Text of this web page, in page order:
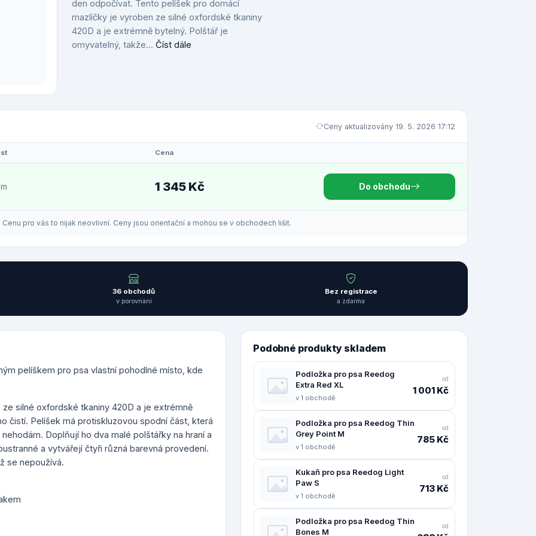
den odpočívat. Tento pelíšek pro domácí
mazlíčky je vyroben ze silné oxfordské tkaniny
420D a je extrémně bytelný. Polštář je
omyvatelný, takže... Číst dále
Ceny aktualizovány 19. 5. 2026 17:12
Cena
1 345 Kč Do obchodu
pro vás to nijak neovlivní. Ceny jsou orientační a mohou se v obchodech lišit.
36 obchodů
v porovnání
Bez registrace
a zdarma
pelíškem pro psa vlastní pohodlné místo, kde
silné oxfordské tkaniny 420D a je extrémně
čistí. Pelíšek má protiskluzovou spodní část, která
Doplňují ho dva malé polštářky na hraní a
a vytvářejí čtyři různá barevná provedení.
se nepoužívá.
Podobné produkty skladem
Podložka pro psa Reedog
Extra Red XL
v 1 obchodě
od
1 001 Kč
Podložka pro psa Reedog Thin
Grey Point M
v 1 obchodě
od
785 Kč
Kukaň pro psa Reedog Light
Paw S
v 1 obchodě
od
713 Kč
Podložka pro psa Reedog Thin
Bones M
od